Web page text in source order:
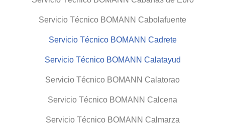
Servicio Técnico BOMANN Cabolafuente
Servicio Técnico BOMANN Cadrete
Servicio Técnico BOMANN Calatayud
Servicio Técnico BOMANN Calatorao
Servicio Técnico BOMANN Calcena
Servicio Técnico BOMANN Calmarza